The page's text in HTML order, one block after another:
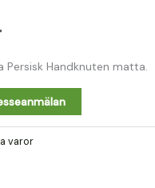
Persisk Handknuten matta.
varor